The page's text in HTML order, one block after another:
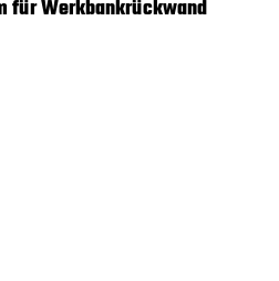
für Werkbankrückwand